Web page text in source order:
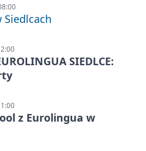
Siedlcach
SIEDLCE:
z Eurolingua w